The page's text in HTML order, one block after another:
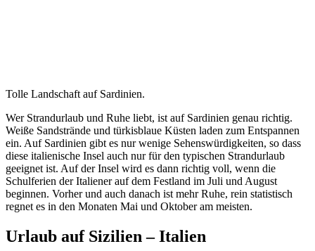
Tolle Landschaft auf Sardinien.
Wer Strandurlaub und Ruhe liebt, ist auf Sardinien genau richtig.
Weiße Sandstrände und türkisblaue Küsten laden zum Entspannen
ein. Auf Sardinien gibt es nur wenige Sehenswürdigkeiten, so dass
diese italienische Insel auch nur für den typischen Strandurlaub
geeignet ist. Auf der Insel wird es dann richtig voll, wenn die
Schulferien der Italiener auf dem Festland im Juli und August
beginnen. Vorher und auch danach ist mehr Ruhe, rein statistisch
regnet es in den Monaten Mai und Oktober am meisten.
Urlaub auf Sizilien – Italien